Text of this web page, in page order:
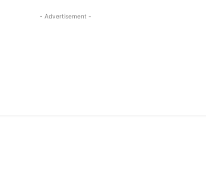
- Advertisement -